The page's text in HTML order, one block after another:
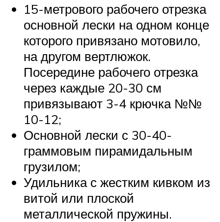
15-метрового рабочего отрезка
основной лески на одном конце
которого привязано мотовило,
на другом вертлюжок.
Посередине рабочего отрезка
через каждые 20-30 см
привязывают 3-4 крючка №№
10-12;
Основной лески с 30-40-
граммовым пирамидальным
грузилом;
Удильника с жестким кивком из
витой или плоской
металлической пружины.